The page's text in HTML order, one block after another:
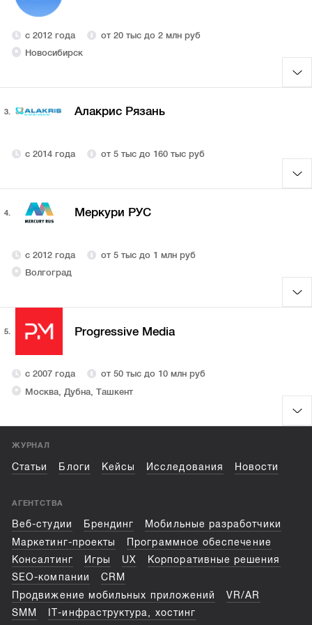
с 2012 года
от 20 тыс до 2 млн руб
Новосибирск
3. Алакрис Рязань
с 2014 года от 5 тыс до 160 тыс руб
4. Меркури РУС
с 2012 года
от 5 тыс до 1 млн руб
Волгоград
5. Progressive Media
с 2007 года
от 50 тыс до 10 млн руб
Москва, Дубна, Ташкент
ЖУРНАЛ
Статьи Блоги Кейсы Исследования Новости
АГЕНТСТВА
Веб-студии Брендинг
Мобильные разработчики
Маркетинг-проекты
Программное обеспечение
Консалтинг
Игры UX
Корпоративные решения
SEO-компании
CRM
Продвижение мобильных приложений
VR/AR
SMM
IT-инфраструктура, хостинг